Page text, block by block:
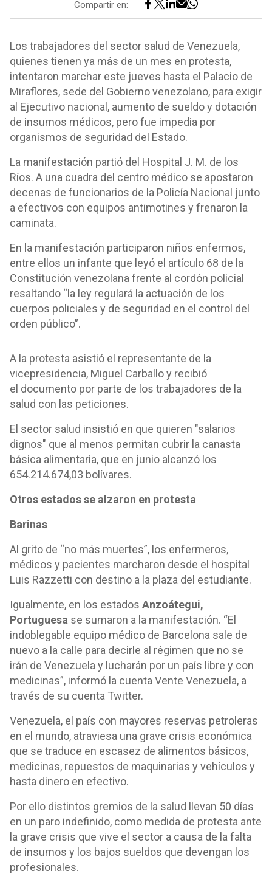
Compartir en:
Los trabajadores del sector salud de Venezuela,
quienes tienen ya más de un mes en protesta,
intentaron marchar este jueves hasta el Palacio de
Miraflores, sede del Gobierno venezolano, para exigir
al Ejecutivo nacional, aumento de sueldo y dotación
de insumos médicos, pero fue impedia por
organismos de seguridad del Estado.
La manifestación partió del Hospital J. M. de los
Ríos. A una cuadra del centro médico se apostaron
decenas de funcionarios de la Policía Nacional junto
a efectivos con equipos antimotines y frenaron la
caminata.
En la manifestación participaron niños enfermos,
entre ellos un infante que leyó el artículo 68 de la
Constitución venezolana frente al cordón policial
resaltando “la ley regulará la actuación de los
cuerpos policiales y de seguridad en el control del
orden público”.
A la protesta asistió el representante de la
vicepresidencia, Miguel Carballo y recibió
el documento por parte de los trabajadores de la
salud con las peticiones.
El sector salud insistió en que quieren "salarios
dignos" que al menos permitan cubrir la canasta
básica alimentaria, que en junio alcanzó los
654.214.674,03 bolívares.
Otros estados se alzaron en protesta
Barinas
Al grito de “no más muertes”, los enfermeros,
médicos y pacientes marcharon desde el hospital
Luis Razzetti con destino a la plaza del estudiante.
Igualmente, en los estados Anzoátegui,
Portuguesa se sumaron a la manifestación. “El
indoblegable equipo médico de Barcelona sale de
nuevo a la calle para decirle al régimen que no se
irán de Venezuela y lucharán por un país libre y con
medicinas”, informó la cuenta Vente Venezuela, a
través de su cuenta Twitter.
Venezuela, el país con mayores reservas petroleras
en el mundo, atraviesa una grave crisis económica
que se traduce en escasez de alimentos básicos,
medicinas, repuestos de maquinarias y vehículos y
hasta dinero en efectivo.
Por ello distintos gremios de la salud llevan 50 días
en un paro indefinido, como medida de protesta ante
la grave crisis que vive el sector a causa de la falta
de insumos y los bajos sueldos que devengan los
profesionales.